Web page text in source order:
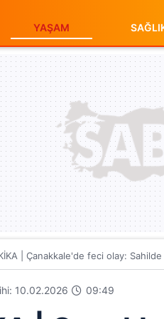
YAŞAM
| Çanakkale'de feci olay:
10.02.2026 09:49